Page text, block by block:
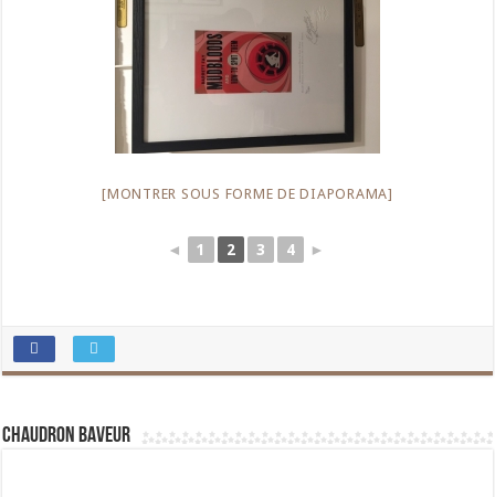
[MONTRER SOUS FORME DE DIAPORAMA]
◄ 1 2 3 4 ►
Chaudron Baveur